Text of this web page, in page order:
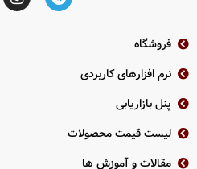
فروشگاه
نرم افزارهای کاربردی
پنل بازاریابی
لیست قیمت محصولات
مقالات و آموزش ها